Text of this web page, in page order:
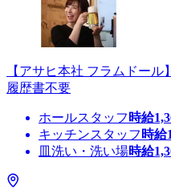
【アサヒ本社 フラムドー
履歴書不要
ホールスタッフ 時給
キッチンスタッフ 時給
皿洗い・洗い場時給